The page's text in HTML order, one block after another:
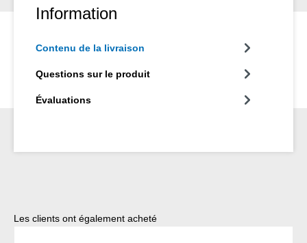
Information
Contenu de la livraison
Questions sur le produit
Évaluations
Ignorer la galerie de produits
Les clients ont également acheté